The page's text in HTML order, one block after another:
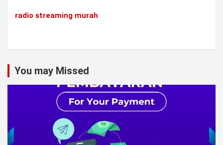
radio streaming murah
You may Missed